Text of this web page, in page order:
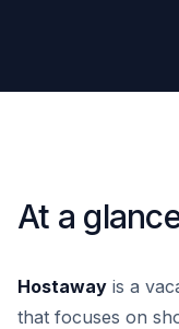
At a
Hostaway is a
that focuses on